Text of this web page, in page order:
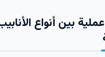
بين أنواع